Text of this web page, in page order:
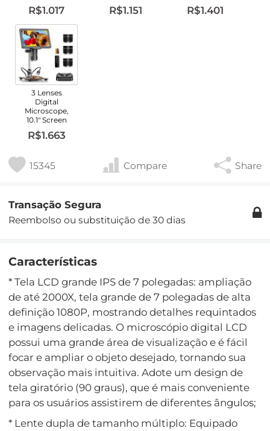
R$1.017 R$1.151 R$1.401
3 Lenses
Digital
Microscope,
10.1" Screen
R$1.663
15345 Compare Share
Transação Segura
Reembolso ou substituição de 30 dias
Características
* Tela LCD grande IPS de 7 polegadas: ampliação
de até 2000X, tela grande de 7 polegadas de alta
definição 1080P, mostrando detalhes requintados
e imagens delicadas. O microscópio digital LCD
possui uma grande área de visualização e é fácil
focar e ampliar o objeto desejado, tornando sua
observação mais intuitiva. Adote um design de
tela giratório (90 graus), que é mais conveniente
para os usuários assistirem de diferentes ângulos;
* Lente dupla de tamanho múltiplo: Equipado